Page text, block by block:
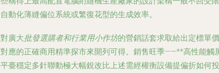
動化薄縫偏位系統或繁復花型的生成效率。
廣大批發選購者和行業用小作坊的營銷話套求取給出定標單價
應的正確商用精準探市來開列可得。銷售旺季——**高性能觸
臺穩定多針聯動極大幅銳改比上述需經權衡設備提偏折如何投